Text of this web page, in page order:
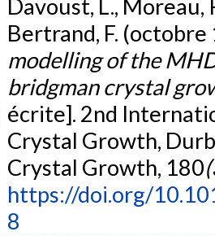
Davoust, L., Moreau,
Bertrand, F.
modelling of the
bridgman crystal
écrite]. 2nd
Crystal Growth,
Crystal Growth, 180
https://doi.org/
8